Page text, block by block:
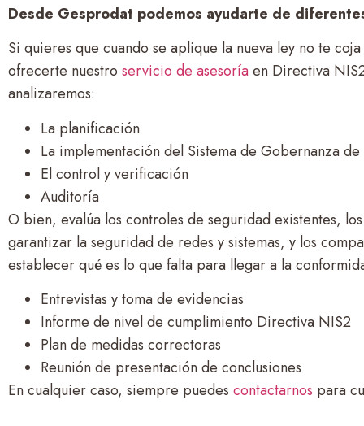
Desde Gesprodat podemos ayudarte de
Si quieres que cuando se aplique la nueva ley no te
ofrecerte nuestro servicio de asesoríaen Directiva
analizaremos:
La planificación
La implementación del Sistema de Gobernanza
El control y verificación
Auditoría
O bien, evalúa los controles de seguridad existentes,
garantizar la seguridad de redes y sistemas, y los
establecer qué es lo que falta para llegar a la
Entrevistas y toma de evidencias
Informe de nivel de cumplimiento Directiva NIS2
Plan de medidas correctoras
Reunión de presentación de conclusiones
En cualquier caso, siempre puedes contactarnos para